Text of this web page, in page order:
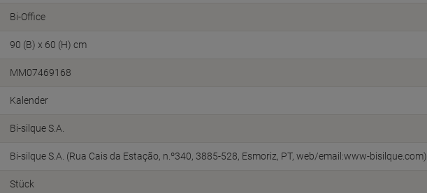
Bi-Office
90 (B) x 60 (H) cm
MM07469168
Kalender
Bi-silque S.A.
Bi-silque S.A. (Rua Cais da Estação, n.º340, 3885-528, Esmoriz, PT, web/email:www-bisilque.com)
Stück